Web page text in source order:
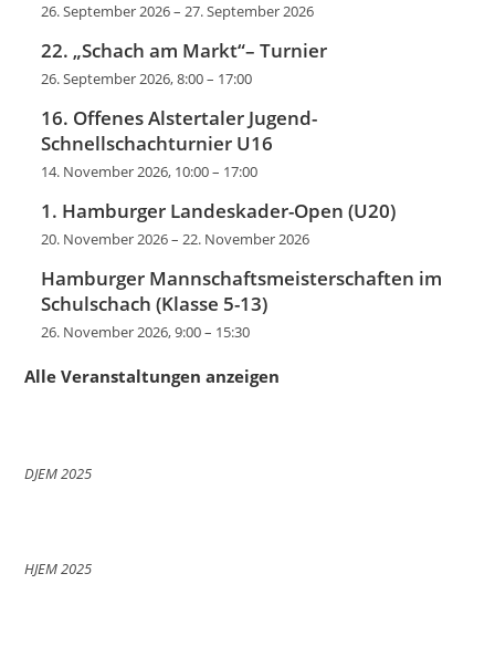
26. September 2026–27. September 2026
22. „Schach am Markt“– Turnier
26. September 2026, 8:00– 17:00
16. Offenes Alstertaler Jugend-
Schnellschachturnier U16
14. November 2026, 10:00– 17:00
1. Hamburger Landeskader-Open (U20)
20. November 2026–22. November 2026
Hamburger Mannschaftsmeisterschaften im
Schulschach (Klasse 5-13)
26. November 2026, 9:00– 15:30
Alle Veranstaltungen anzeigen
DJEM 2025
HJEM 2025